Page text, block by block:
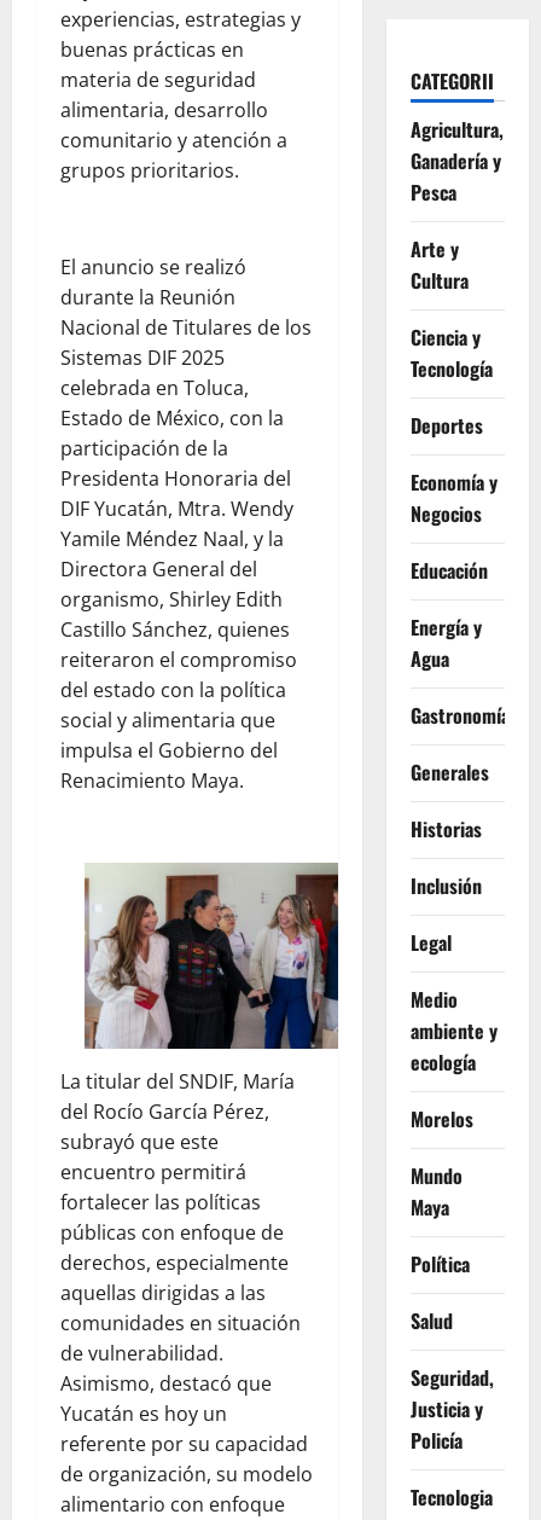
experiencias, estrategias y
buenas prácticas en
materia de seguridad
alimentaria, desarrollo
comunitario y atención a
grupos prioritarios.
El anuncio se realizó
durante la Reunión
Nacional de Titulares de los
Sistemas DIF 2025
celebrada en Toluca,
Estado de México, con la
participación de la
Presidenta Honoraria del
DIF Yucatán, Mtra. Wendy
Yamile Méndez Naal, y la
Directora General del
organismo, Shirley Edith
Castillo Sánchez, quienes
reiteraron el compromiso
del estado con la política
social y alimentaria que
impulsa el Gobierno del
Renacimiento Maya.
La titular del SNDIF, María
del Rocío García Pérez,
subrayó que este
encuentro permitirá
fortalecer las políticas
públicas con enfoque de
derechos, especialmente
aquellas dirigidas a las
comunidades en situación
de vulnerabilidad.
Asimismo, destacó que
Yucatán es hoy un
referente por su capacidad
de organización, su modelo
alimentario con enfoque
CATEGORII
Agricultura,
Ganadería y
Pesca
Arte y
Cultura
Ciencia y
Tecnología
Deportes
Economía y
Negocios
Educación
Energía y
Agua
Gastronomía
Generales
Historias
Inclusión
Legal
Medio
ambiente y
ecología
Morelos
Mundo
Maya
Política
Salud
Seguridad,
Justicia y
Policía
Tecnologia